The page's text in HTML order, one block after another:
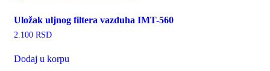
Uložak uljnog filtera vazduha IMT-560
2.100 RSD
Dodaj u korpu